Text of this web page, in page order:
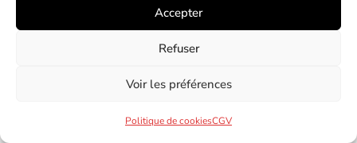
Accepter
Refuser
Voir les préférences
Politique de cookiesCGV